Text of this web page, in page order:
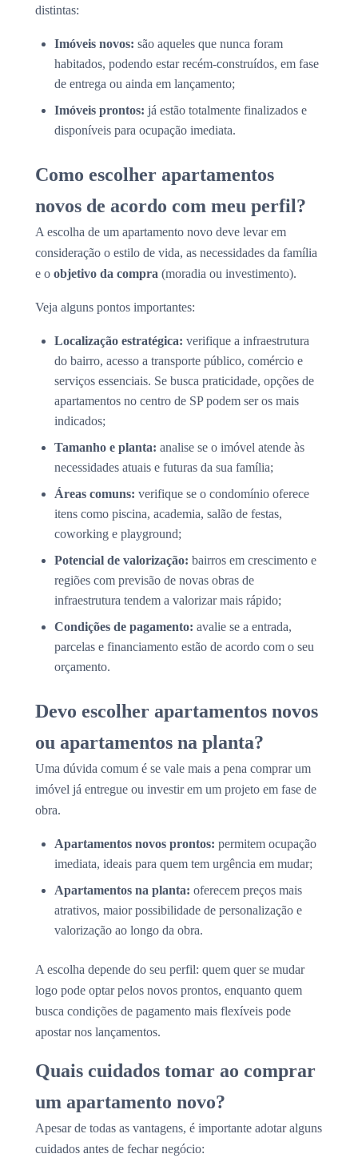
distintas:
Imóveis novos: são aqueles que nunca foram
habitados, podendo estar recém-construídos, em fase
de entrega ou ainda em lançamento;
Imóveis prontos: já estão totalmente finalizados e
disponíveis para ocupação imediata.
Como escolher apartamentos
novos de acordo com meu perfil?
A escolha de um apartamento novo deve levar em
consideração o estilo de vida, as necessidades da família
e o objetivo da compra (moradia ou investimento).
Veja alguns pontos importantes:
Localização estratégica: verifique a infraestrutura
do bairro, acesso a transporte público, comércio e
serviços essenciais. Se busca praticidade, opções de
apartamentos no centro de SP podem ser os mais
indicados;
Tamanho e planta: analise se o imóvel atende às
necessidades atuais e futuras da sua família;
Áreas comuns: verifique se o condomínio oferece
itens como piscina, academia, salão de festas,
coworking e playground;
Potencial de valorização: bairros em crescimento e
regiões com previsão de novas obras de
infraestrutura tendem a valorizar mais rápido;
Condições de pagamento: avalie se a entrada,
parcelas e financiamento estão de acordo com o seu
orçamento.
Devo escolher apartamentos novos
ou apartamentos na planta?
Uma dúvida comum é se vale mais a pena comprar um
imóvel já entregue ou investir em um projeto em fase de
obra.
Apartamentos novos prontos: permitem ocupação
imediata, ideais para quem tem urgência em mudar;
Apartamentos na planta: oferecem preços mais
atrativos, maior possibilidade de personalização e
valorização ao longo da obra.
A escolha depende do seu perfil: quem quer se mudar
logo pode optar pelos novos prontos, enquanto quem
busca condições de pagamento mais flexíveis pode
apostar nos lançamentos.
Quais cuidados tomar ao comprar
um apartamento novo?
Apesar de todas as vantagens, é importante adotar alguns
cuidados antes de fechar negócio: